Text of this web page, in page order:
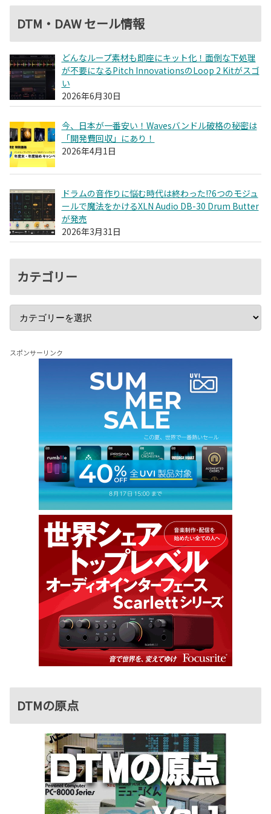
DTM・DAW セール情報
どんなループ素材も即座にキット化！面倒な下処理
が不要になるPitch InnovationsのLoop 2 Kitがスゴ
い
2026年6月30日
今、日本が一番安い！Wavesバンドル破格の秘密は
「開発費回収」にあり！
2026年4月1日
ドラムの音作りに悩む時代は終わった!?6つのモジュ
ールで魔法をかけるXLN Audio DB-30 Drum Butter
が発売
2026年3月31日
カテゴリー
スポンサーリンク
DTMの原点